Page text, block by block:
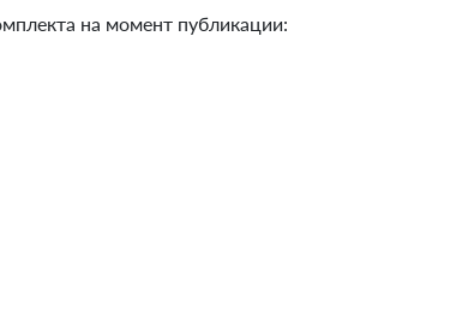
на момент публикации: